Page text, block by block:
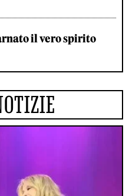
il vero spirito